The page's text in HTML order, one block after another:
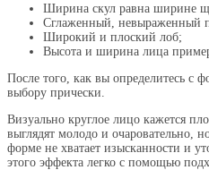
Ширина скул равна ширине
Сглаженный, невыраженный
Широкий и плоский лоб;
Высота и ширина лица
После того, как вы определитесь с
выбору прически.
Визуально круглое лицо кажется
выглядят молодо и очаровательно,
форме не хватает изысканности и
этого эффекта легко с помощью